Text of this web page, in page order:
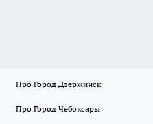
Про Город Дзержинск
Про Город Чебоксары